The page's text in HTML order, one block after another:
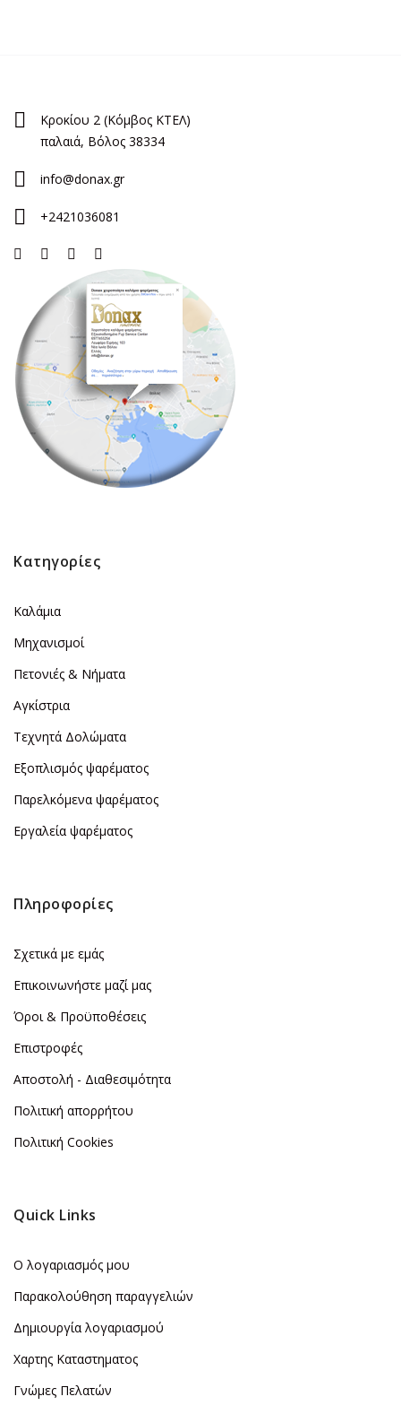
Κροκίου 2 (Κόμβος ΚΤΕΛ)
παλαιά, Βόλος 38334
info@donax.gr
+2421036081
Κατηγορίες
Καλάμια
Μηχανισμοί
Πετονιές & Νήματα
Αγκίστρια
Τεχνητά Δολώματα
Εξοπλισμός ψαρέματος
Παρελκόμενα ψαρέματος
Εργαλεία ψαρέματος
Πληροφορίες
Σχετικά με εμάς
Επικοινωνήστε μαζί μας
Όροι & Προϋποθέσεις
Επιστροφές
Αποστολή - Διαθεσιμότητα
Πολιτική απορρήτου
Πολιτική Cookies
Quick Links
Ο λογαριασμός μου
Παρακολούθηση παραγγελιών
Δημιουργία λογαριασμού
Χαρτης Καταστηματος
Γνώμες Πελατών